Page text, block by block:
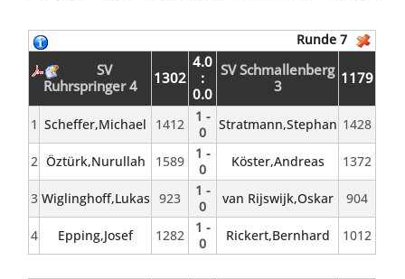
Runde 7
SV
Ruhrspringer 4
1302
4.0
:
0.0
SV Schmallenberg
3
1179
1 Scheffer,Michael 1412
1 -
0
Stratmann,Stephan 1428
2 Öztürk,Nurullah 1589
1 -
0
Köster,Andreas 1372
3 Wiglinghoff,Lukas 923
1 -
0
van Rijswijk,Oskar 904
4 Epping,Josef 1282
1 -
0
Rickert,Bernhard 1012